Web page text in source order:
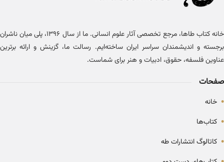
خانه کتاب طاها، مرجع تخصصی آثار علوم انسانی. ما از سال ۱۳۹۶، پلی میان ناشران
برجسته و اندیشمندان سراسر ایران ساخته‌ایم. رسالت ما، گزینش و ارائه برترین
عناوین فلسفه، حقوق، ادبیات و هنر برای شماست.
صفحات
• خانه
• کتاب‌ها
• کاتالوگ انتشارات طه